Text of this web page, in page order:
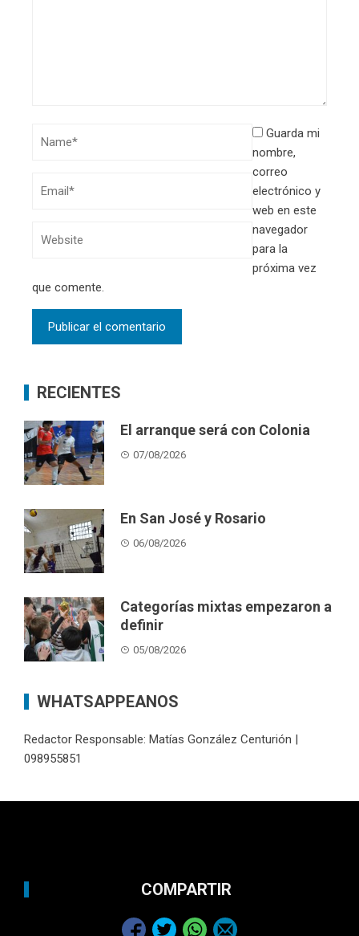
Guarda mi
nombre,
correo
electrónico y
web en este
navegador
para la
próxima vez
que comente.
RECIENTES
El arranque será con Colonia
07/08/2026
En San José y Rosario
06/08/2026
Categorías mixtas empezaron a
definir
05/08/2026
WHATSAPPEANOS
Redactor Responsable: Matías González Centurión |
098955851
COMPARTIR